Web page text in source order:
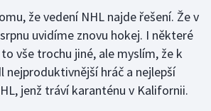
že vedení NHL najde řešení. Že v
uvidíme znovu hokej. I některé
vše trochu jiné, ale myslím, že k
nejproduktivnější hráč a nejlepší
jenž tráví karanténu v Kalifornii.